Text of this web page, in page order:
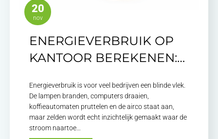
20
nov
ENERGIEVERBRUIK OP
KANTOOR BEREKENEN:…
Energieverbruik is voor veel bedrijven een blinde vlek.
De lampen branden, computers draaien,
koffieautomaten pruttelen en de airco staat aan,
maar zelden wordt echt inzichtelijk gemaakt waar de
stroom naartoe…